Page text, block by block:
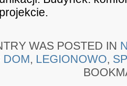
WAS POSTED IN
DOM, LEGIONOWO,